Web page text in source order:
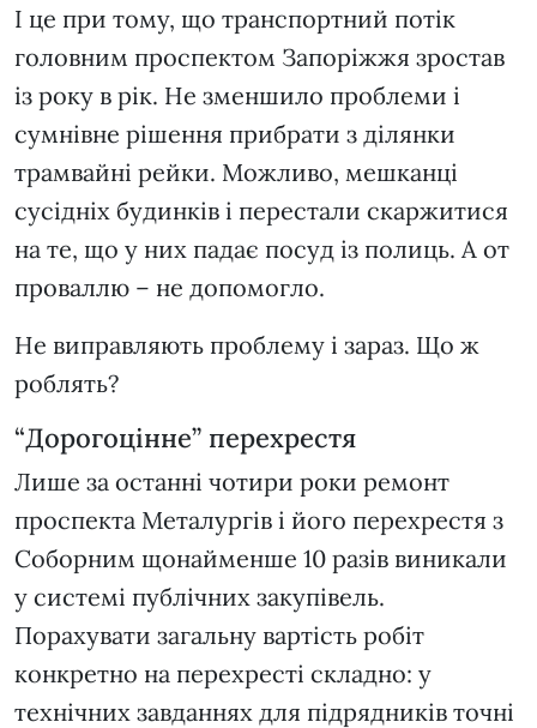
І це при тому, що транспортний потік
головним проспектом Запоріжжя зростав
із року в рік. Не зменшило проблеми і
сумнівне рішення прибрати з ділянки
трамвайні рейки. Можливо, мешканці
сусідніх будинків і перестали скаржитися
на те, що у них падає посуд із полиць. А от
проваллю – не допомогло.
Не виправляють проблему і зараз. Що ж
роблять?
“Дорогоцінне” перехрестя
Лише за останні чотири роки ремонт
проспекта Металургів і його перехрестя з
Соборним щонайменше 10 разів виникали
у системі публічних закупівель.
Порахувати загальну вартість робіт
конкретно на перехресті складно: у
технічних завданнях для підрядників точні